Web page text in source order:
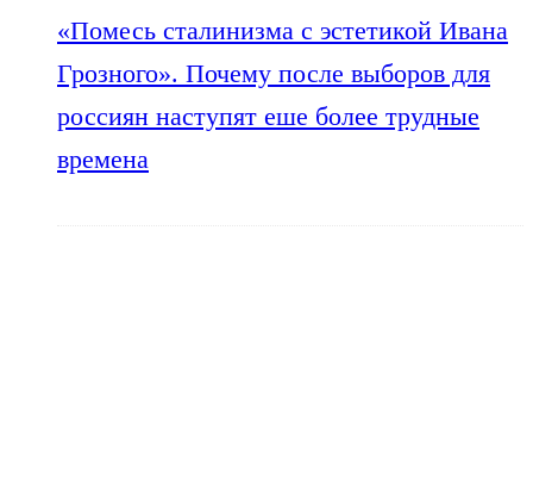
«Помесь сталинизма с эстетикой Ивана
Грозного». Почему после выборов для
россиян наступят еше более трудные
времена